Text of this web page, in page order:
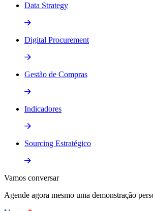
Data Strategy
Digital Procurement
Gestão de Compras
Indicadores
Sourcing Estratégico
Vamos conversar
Agende agora mesmo uma demonstração